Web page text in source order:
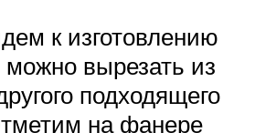
к изготовлению
можно вырезать из
подходящего
на фанере